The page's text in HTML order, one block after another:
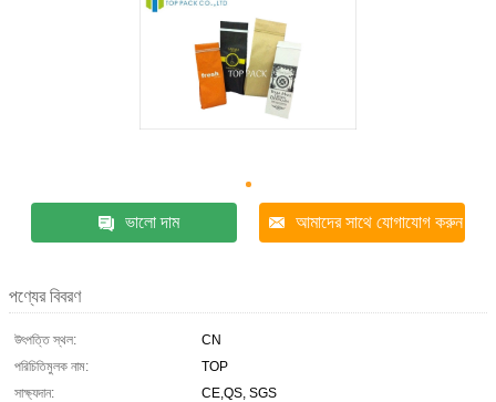
ভালো দাম আমাদের সাথে যোগাযোগ করুন
পণ্যের বিবরণ
উৎপত্তি স্থল:
CN
পরিচিতিমুলক নাম:
TOP
সাক্ষ্যদান:
CE,QS, SGS